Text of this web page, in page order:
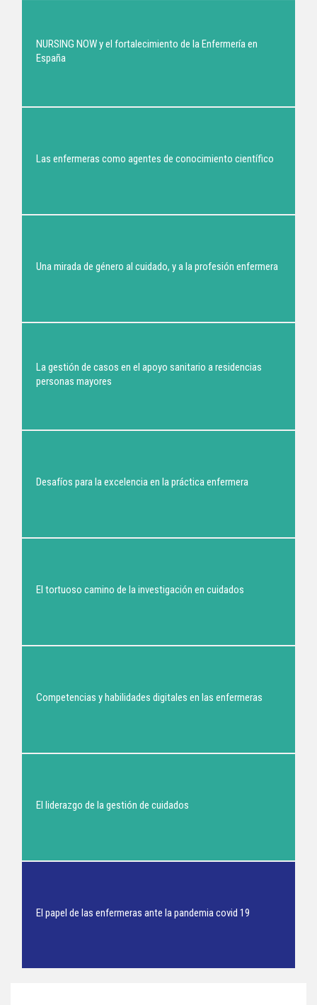
NURSING NOW y el fortalecimiento de la Enfermería en
España
Las enfermeras como agentes de conocimiento científico
Una mirada de género al cuidado, y a la profesión enfermera
La gestión de casos en el apoyo sanitario a residencias
personas mayores
Desafíos para la excelencia en la práctica enfermera
El tortuoso camino de la investigación en cuidados
Competencias y habilidades digitales en las enfermeras
El liderazgo de la gestión de cuidados
El papel de las enfermeras ante la pandemia covid 19